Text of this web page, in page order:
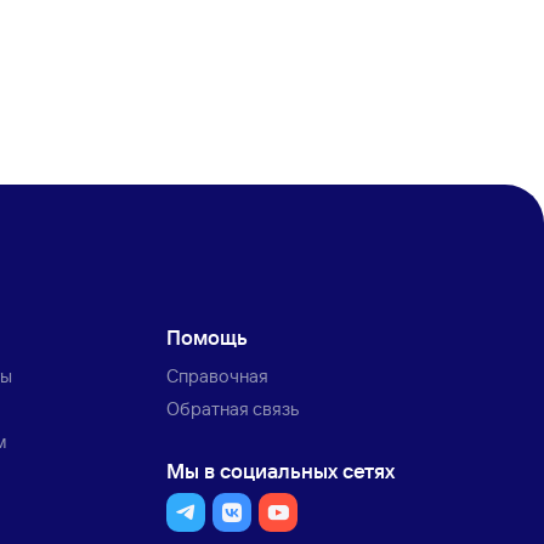
Помощь
Справочная
Обратная связь
Мы в социальных сетях